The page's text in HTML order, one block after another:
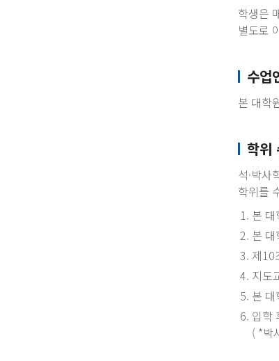
학생은
별도로
수업
본 대학
학위
석·박사
학위를
본
본
제10
지도
본
입학
( *박